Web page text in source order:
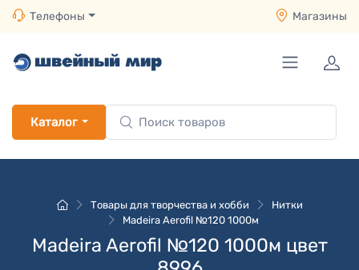
Телефоны Магазины
Каталог
Товары для творчества и хобби
Нитки
Madeira Aerofil №120 1000м
Madeira Aerofil №120 1000м цвет